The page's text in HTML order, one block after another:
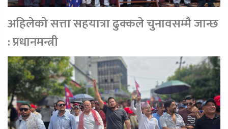
अहिलेको सत्ता सहयात्रा ढुक्कले चुनावसम्मै जान्छ
: प्रधानमन्त्री